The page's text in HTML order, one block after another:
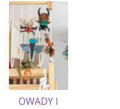
OWADY I